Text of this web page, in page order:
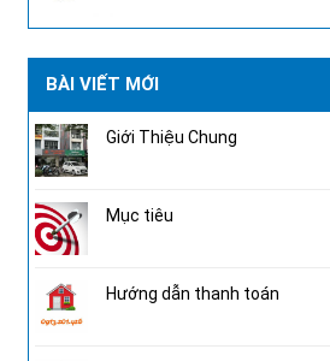
BÀI VIẾT MỚI
Giới Thiệu Chung
Mục tiêu
Hướng dẫn thanh toán